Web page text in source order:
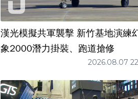
漢光模擬共軍襲擊 新竹基地演練
象2000潛力掛裝、跑道搶修
2026.08.07